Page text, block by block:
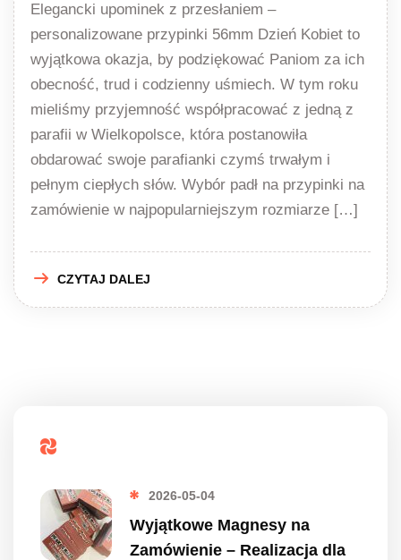
Elegancki upominek z przesłaniem –
personalizowane przypinki 56mm Dzień Kobiet to
wyjątkowa okazja, by podziękować Paniom za ich
obecność, trud i codzienny uśmiech. W tym roku
mieliśmy przyjemność współpracować z jedną z
parafii w Wielkopolsce, która postanowiła
obdarować swoje parafianki czymś trwałym i
pełnym ciepłych słów. Wybór padł na przypinki na
zamówienie w najpopularniejszym rozmiarze […]
CZYTAJ DALEJ
2026-05-04
Wyjątkowe Magnesy na
Zamówienie – Realizacja dla